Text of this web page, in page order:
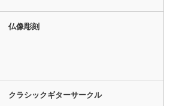
仏像彫刻
クラシックギターサークル